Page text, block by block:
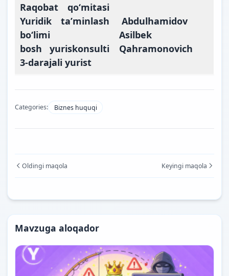
Raqobat qoʻmitasi
Yuridik taʼminlash
boʻlimi
bosh yuriskonsulti
3-darajali yurist
Abdulhamidov
Asilbek
Qahramonovich
Categories: Biznes huquqi
Oldingi maqola Keyingi maqola
Mavzuga aloqador